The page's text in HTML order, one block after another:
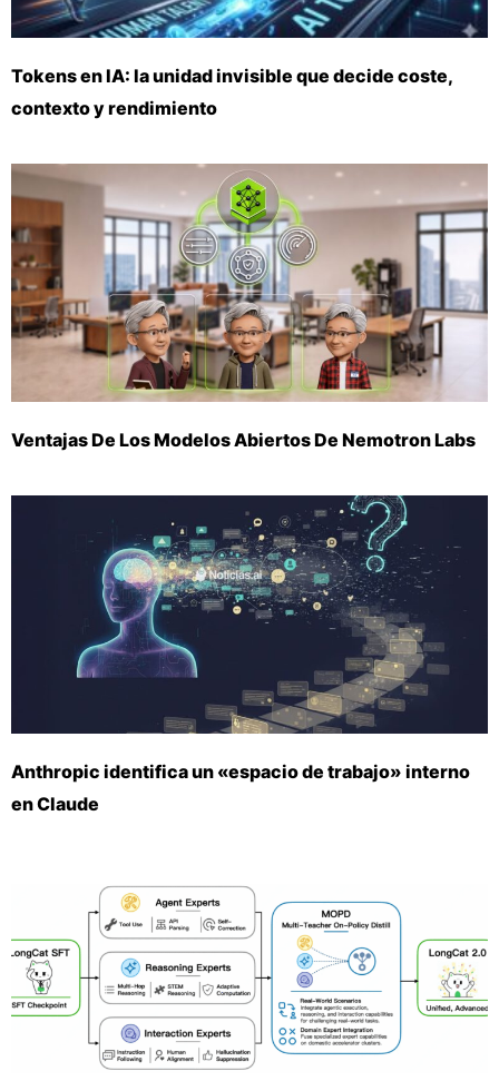
Tokens en IA: la unidad invisible que decide coste,
contexto y rendimiento
Ventajas De Los Modelos Abiertos De Nemotron Labs
Anthropic identifica un «espacio de trabajo» interno
en Claude